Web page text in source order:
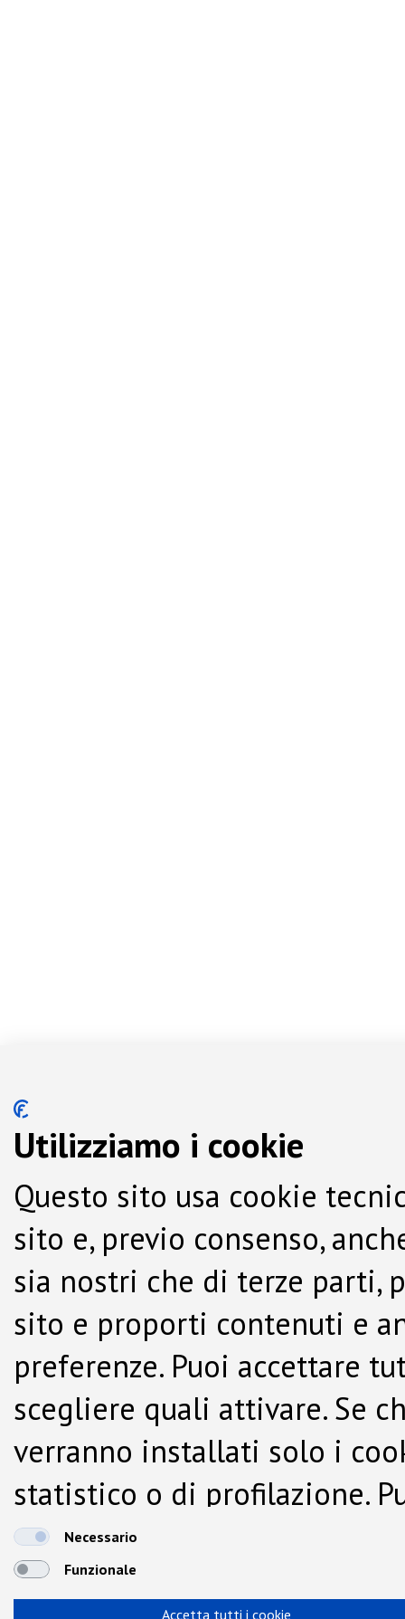
Utilizziamo i cookie
Questo sito usa cookie
sito e, previo consenso,
sia nostri che di terze parti,
sito e proporti contenuti e
preferenze. Puoi accettare
scegliere quali attivare. Se
verranno installati solo i
statistico o di profilazione.
dalla Cookie Policy.
Necessario
Funzionale
Accetta tutti i cookie